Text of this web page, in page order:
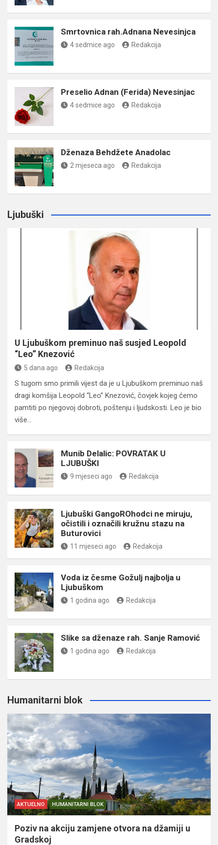
Smrtovnica rah.Adnana Nevesinjca
4 sedmice ago Redakcija
Preselio Adnan (Ferida) Nevesinjac
4 sedmice ago Redakcija
Dženaza Behdžete Anadolac
2 mjeseca ago Redakcija
Ljubuški
U Ljubuškom preminuo naš susjed Leopold
“Leo” Knezović
5 dana ago Redakcija
S tugom smo primili vijest da je u Ljubuškom preminuo naš
dragi komšija Leopold “Leo” Knezović, čovjek kojeg ćemo
pamtiti po njegovoj dobroti, poštenju i ljudskosti. Leo je bio
više…
Munib Delalic: POVRATAK U
LJUBUŠKI
9 mjeseci ago Redakcija
Ljubuški GangoROhodci ne miruju,
očistili i označili kružnu stazu na
Buturovici
11 mjeseci ago Redakcija
Voda iz česme Gožulj najbolja u
Ljubuškom
1 godina ago Redakcija
Slike sa dženaze rah. Sanje Ramović
1 godina ago Redakcija
Humanitarni blok
AKTUELNO HUMANITARNI BLOK
Poziv na akciju zamjene otvora na džamiji u
Gradskoj